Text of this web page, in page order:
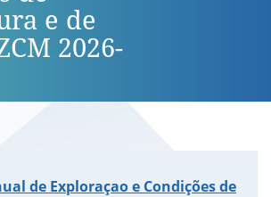
e de
2026-
de Exploraçao e Condições de